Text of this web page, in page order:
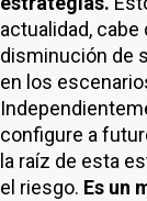
actualidad, cabe
disminución de
en los
configure a
la raíz de esta
el riesgo. Es un